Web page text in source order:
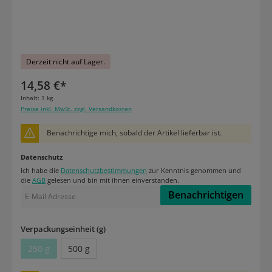
Derzeit nicht auf Lager.
14,58 €*
Inhalt: 1 kg
Preise inkl. MwSt. zzgl. Versandkosten
Benachrichtige mich, sobald der Artikel lieferbar ist.
Datenschutz
Ich habe die Datenschutzbestimmungen zur Kenntnis genommen und
die AGBgelesen und bin mit ihnen einverstanden.
Benachrichtigen
Verpackungseinheit (g)auswählen
250 g(Diese Option ist zurzeit nicht verfügbar.)
500 g